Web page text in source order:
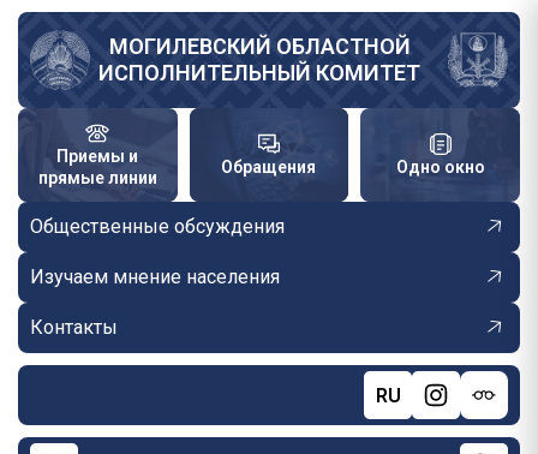
Перейти
основному
содержанию
МОГИЛЕВСКИЙ ОБЛАСТНОЙ
ИСПОЛНИТЕЛЬНЫЙ КОМИТЕТ
Приемы и
прямые линии
Обращения Одно окно
Общественные обсуждения
Изучаем мнение населения
Контакты
RU